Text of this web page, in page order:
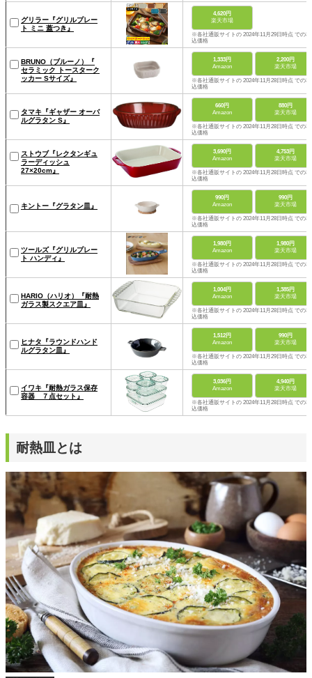
グリラー『グリルプレー
ト ミニ 蓋つき』
4,620円
楽天市場
※各社通販サイトの 2024年11月29日時点 での税
込価格
BRUNO（ブルーノ）『
セラミック トースターク
ッカー Sサイズ』
1,333円
Amazon
2,200円
楽天市場
※各社通販サイトの 2024年11月28日時点 での税
込価格
タマキ『ギャザー オーバ
ルグラタン S』
660円
Amazon
880円
楽天市場
※各社通販サイトの 2024年11月28日時点 での税
込価格
ストウブ『レクタンギュ
ラーディッシュ
27×20cm』
3,690円
Amazon
4,753円
楽天市場
※各社通販サイトの 2024年11月28日時点 での税
込価格
キントー『グラタン皿』
990円
Amazon
990円
楽天市場
※各社通販サイトの 2024年11月28日時点 での税
込価格
ツールズ『グリルプレー
ト ハンディ』
1,980円
Amazon
1,980円
楽天市場
※各社通販サイトの 2024年11月28日時点 での税
込価格
HARIO（ハリオ）『耐熱
ガラス製スクエア皿』
1,004円
Amazon
1,385円
楽天市場
※各社通販サイトの 2024年11月28日時点 での税
込価格
ヒナタ『ラウンドハンド
ルグラタン皿』
1,512円
Amazon
990円
楽天市場
※各社通販サイトの 2024年11月29日時点 での税
込価格
イワキ『耐熱ガラス保存
容器 ７点セット』
3,036円
Amazon
4,940円
楽天市場
※各社通販サイトの 2024年11月28日時点 での税
込価格
耐熱皿とは